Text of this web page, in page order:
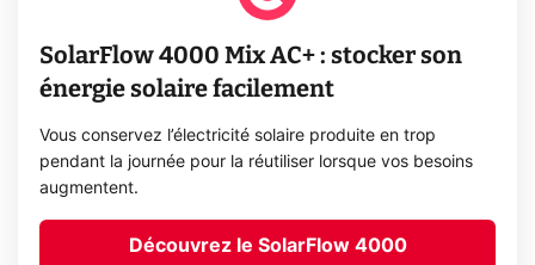
SolarFlow 4000 Mix AC+ : stocker son
énergie solaire facilement
Vous conservez l’électricité solaire produite en trop
pendant la journée pour la réutiliser lorsque vos besoins
augmentent.
Découvrez le SolarFlow 4000